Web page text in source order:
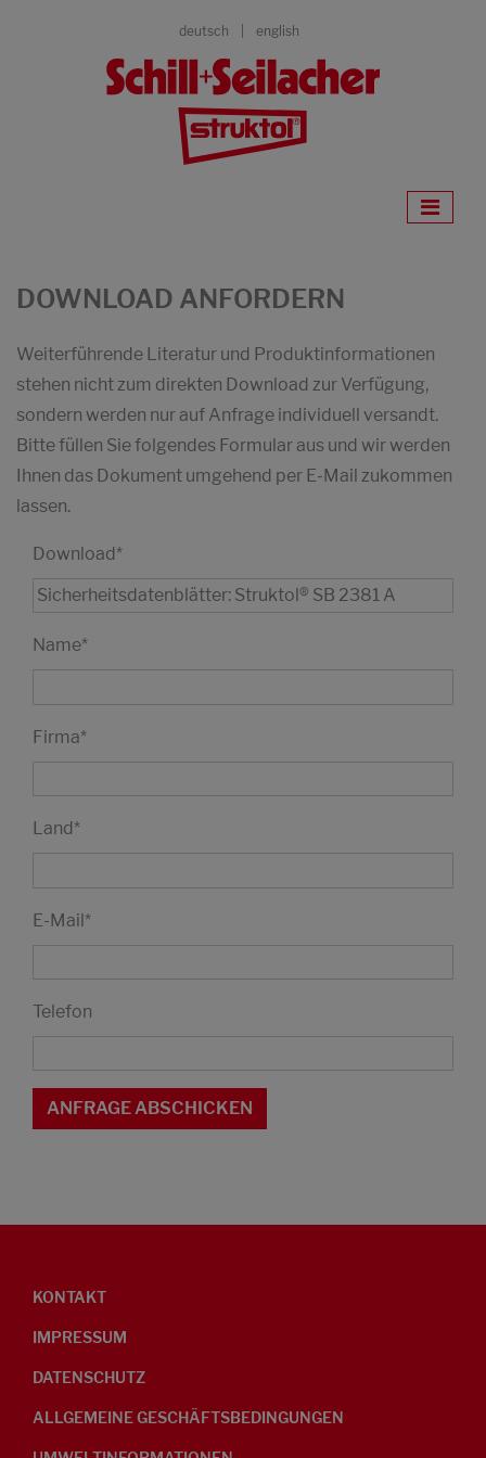
deutsch english
DOWNLOAD ANFORDERN
Weiterführende Literatur und Produktinformationen
stehen nicht zum direkten Download zur Verfügung,
sondern werden nur auf Anfrage individuell versandt.
Bitte füllen Sie folgendes Formular aus und wir werden
Ihnen das Dokument umgehend per E-Mail zukommen
lassen.
Download*
Name*
Firma*
Land*
E-Mail*
Telefon
KONTAKT
IMPRESSUM
DATENSCHUTZ
ALLGEMEINE GESCHÄFTSBEDINGUNGEN